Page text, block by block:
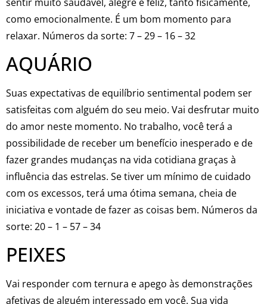
como emocionalmente. É um bom momento para
relaxar. Números da sorte: 7 – 29 – 16 – 32
AQUÁRIO
Suas expectativas de equilíbrio sentimental podem ser
satisfeitas com alguém do seu meio. Vai desfrutar muito
do amor neste momento. No trabalho, você terá a
possibilidade de receber um benefício inesperado e de
fazer grandes mudanças na vida cotidiana graças à
influência das estrelas. Se tiver um mínimo de cuidado
com os excessos, terá uma ótima semana, cheia de
iniciativa e vontade de fazer as coisas bem. Números da
sorte: 20 – 1 – 57 – 34
PEIXES
Vai responder com ternura e apego às demonstrações
afetivas de alguém interessado em você. Sua vida